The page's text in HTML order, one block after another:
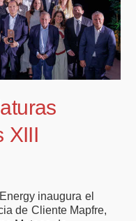
XIII
inaugura el
de Cliente Mapfre,